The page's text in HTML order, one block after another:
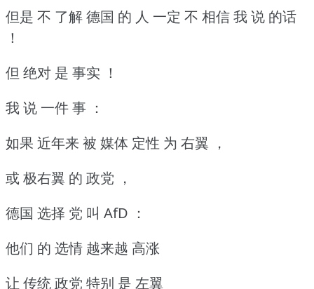
但是 不 了解 德国 的 人 一定 不 相信 我 说 的话
！
但 绝对 是 事实 ！
我 说 一件 事 ：
如果 近年来 被 媒体 定性 为 右翼 ，
或 极右翼 的 政党 ，
德国 选择 党 叫 AfD ：
他们 的 选情 越来越 高涨
让 传统 政党 特别 是 左翼